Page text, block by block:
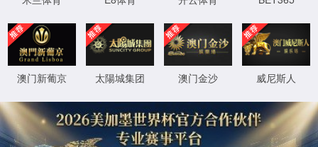
区)-Official website
返回首页